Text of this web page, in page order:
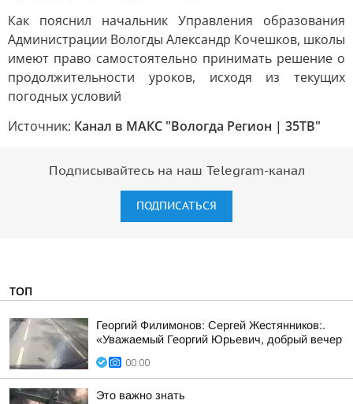
Как пояснил начальник Управления образования
Администрации Вологды Александр Кочешков, школы
имеют право самостоятельно принимать решение о
продолжительности уроков, исходя из текущих
погодных условий
Источник: Канал в МАКС "Вологда Регион | 35ТВ"
Подписывайтесь на наш Telegram-канал
ПОДПИСАТЬСЯ
ТОП
Георгий Филимонов: Сергей Жестянников:.
«Уважаемый Георгий Юрьевич, добрый вечер
00:00
Это важно знать